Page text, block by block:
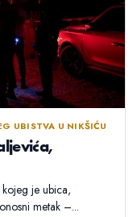
UBISTVA U NIKŠIĆU
je ubica,
metak –...